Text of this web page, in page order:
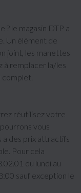
le magasin DTP a
Un élément de
joint, les manettes
à remplacer la/les
au complet.
réutilisez votre
vous
a des prix attractifs
Pour cela
du lundi au
sauf exception le